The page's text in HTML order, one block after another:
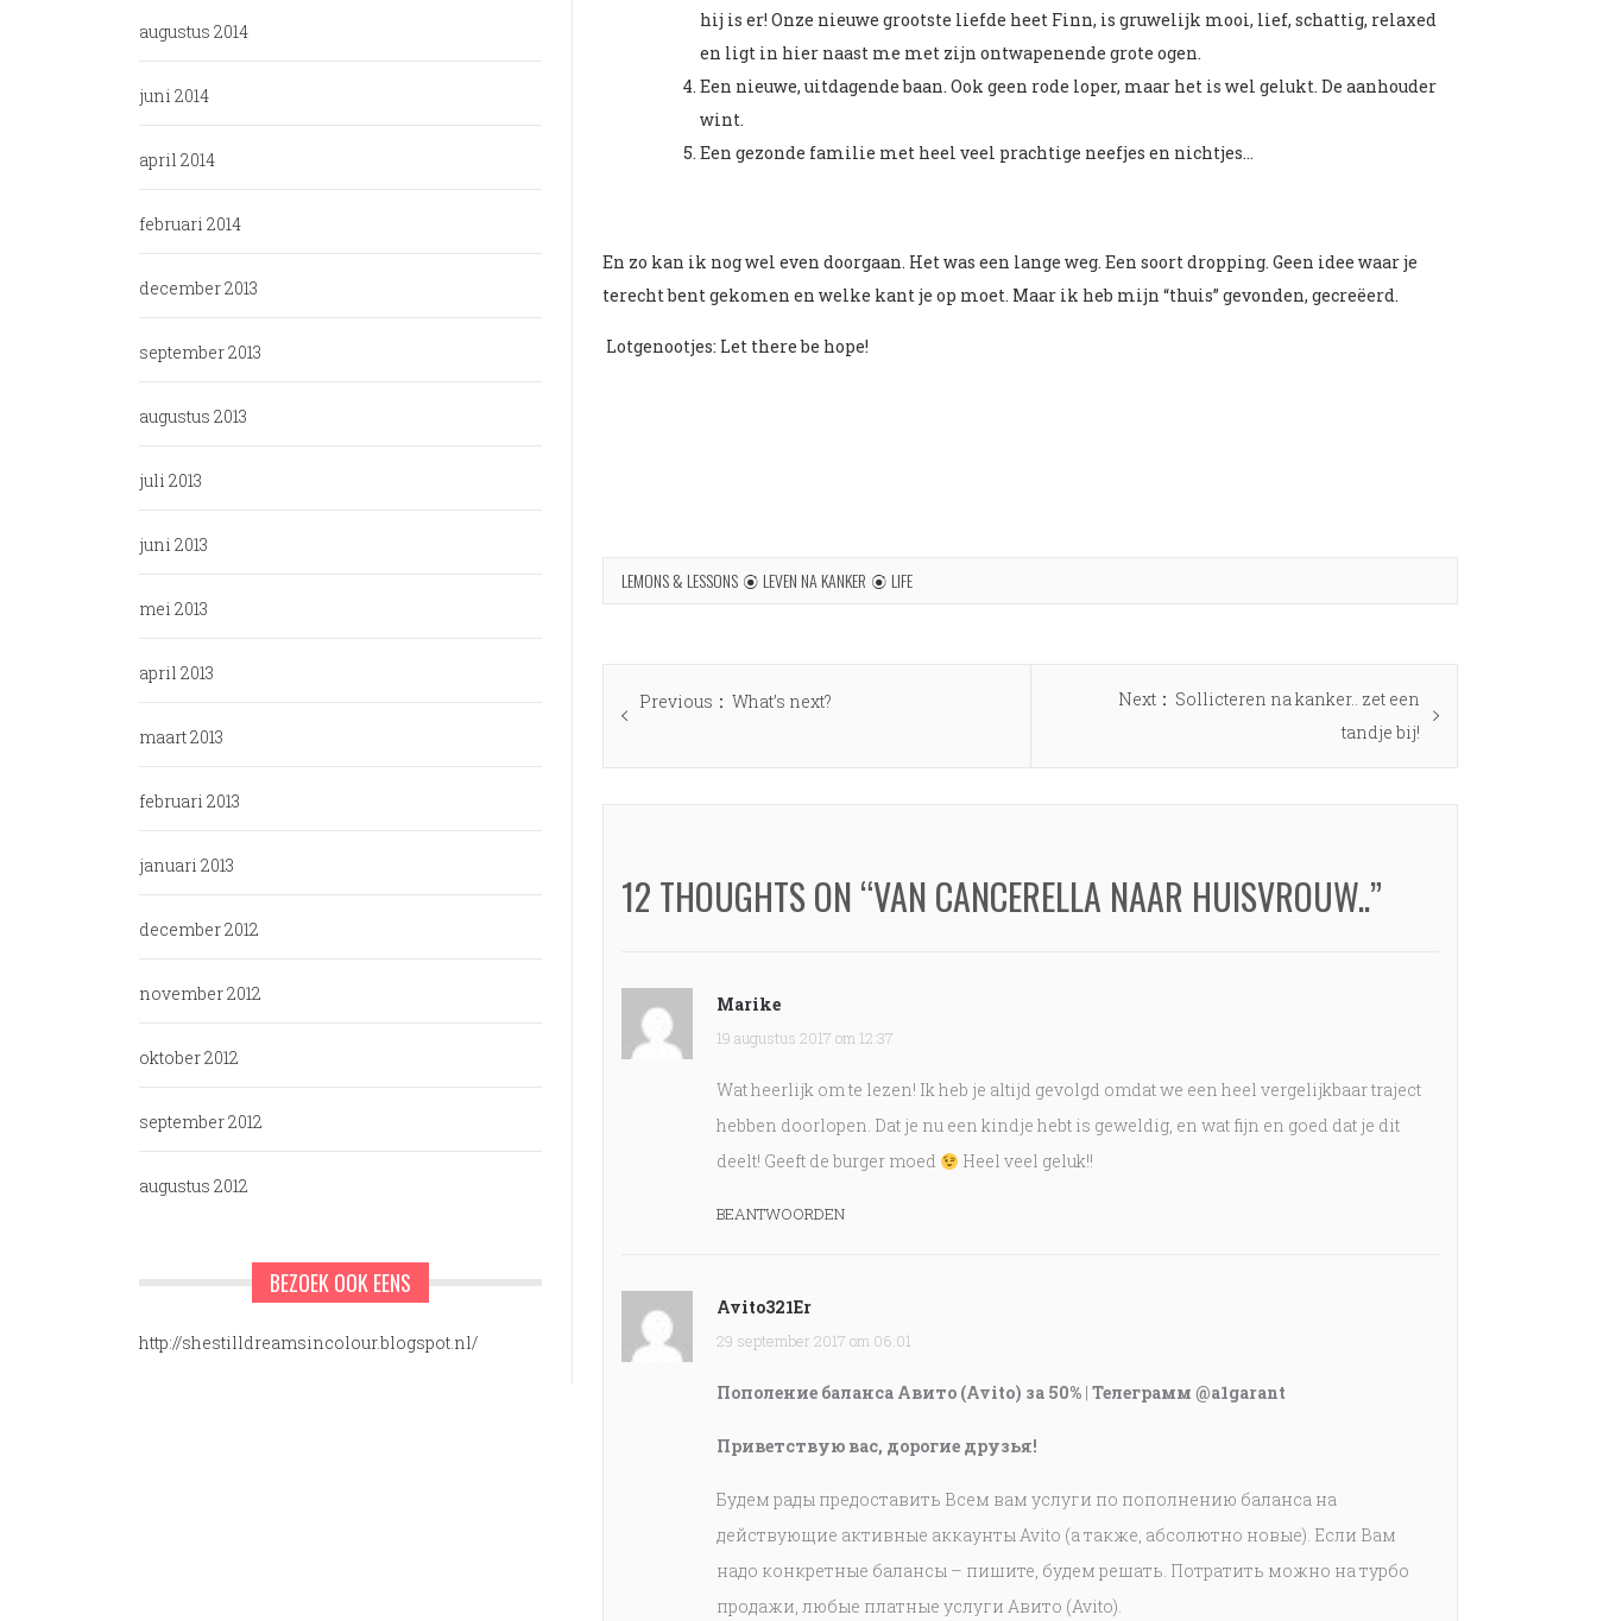
hij is er! Onze nieuwe grootste liefde heet Finn, is gruwelijk mooi, lief, schattig, relaxed
en ligt in hier naast me met zijn ontwapenende grote ogen.
Een nieuwe, uitdagende baan. Ook geen rode loper, maar het is wel gelukt. De aanhouder
wint.
Een gezonde familie met heel veel prachtige neefjes en nichtjes…
En zo kan ik nog wel even doorgaan. Het was een lange weg. Een soort dropping. Geen idee waar je
terecht bent gekomen en welke kant je op moet. Maar ik heb mijn “thuis” gevonden, gecreëerd.
Lotgenootjes: Let there be hope!
LEMONS & LESSONS LEVEN NA KANKER LIFE
Bericht
Previous
Previous
What’s next? Next
Next
Sollicteren na kanker.. zet een
tandje bij!
12 THOUGHTS ON “VAN CANCERELLA NAAR HUISVROUW..”
Marike
19 augustus 2017 om 12:37
Wat heerlijk om te lezen! Ik heb je altijd gevolgd omdat we een heel vergelijkbaar traject
hebben doorlopen. Dat je nu een kindje hebt is geweldig, en wat fijn en goed dat je dit
deelt! Geeft de burger moed
Heel veel geluk!!
BEANTWOORDEN
Avito321Er
29 september 2017 om 06:01
Пополение баланса Авито (Avito) за 50% |Телеграмм @a1garant
Приветствую вас, дорогие друзья!
Будем рады предоставить Всем вам услуги по пополнению баланса на
действующие активные аккаунты Avito (а также, абсолютно новые). Если Вам
надо конкретные балансы – пишите, будем решать. Потратить можно на турбо
продажи, любые платные услуги Авито (Avito).
augustus 2014
juni 2014
april 2014
februari 2014
december 2013
september 2013
augustus 2013
juli 2013
juni 2013
mei 2013
april 2013
maart 2013
februari 2013
januari 2013
december 2012
november 2012
oktober 2012
september 2012
augustus 2012
BEZOEK OOK EENS
http://shestilldreamsincolour.blogspot.nl/